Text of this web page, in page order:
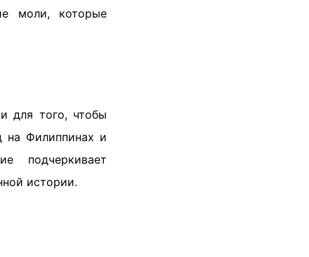
моли, которые
для того, чтобы
на Филиппинах и
подчеркивает
истории.